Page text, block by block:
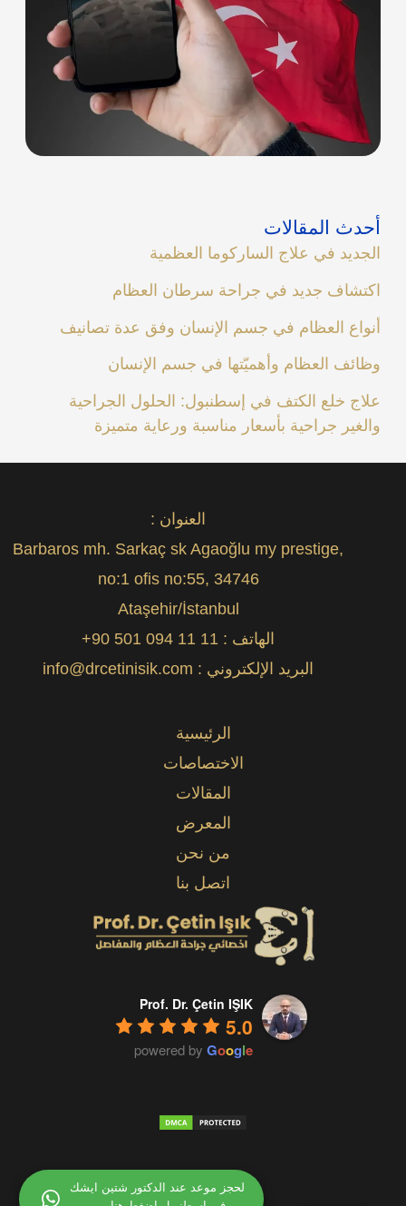
أحدث المقالات
الجديد في علاج الساركوما العظمية
اكتشاف جديد في جراحة سرطان العظام
أنواع العظام في جسم الإنسان وفق عدة تصانيف
وظائف العظام وأهميّتها في جسم الإنسان
علاج خلع الكتف في إسطنبول: الحلول الجراحية
والغير جراحية بأسعار مناسبة ورعاية متميزة
العنوان :
Barbaros mh. Sarkaç sk Agaoğlu my prestige,
no:1 ofis no:55, 34746
Ataşehir/İstanbul
الهاتف : +90 501 094 11 11
البريد الإلكتروني : info@drcetinisik.com
الرئيسية
الاختصاصات
المقالات
المعرض
من نحن
اتصل بنا
Prof. Dr. Çetin IŞIK
5.0
powered by Google
لحجز موعد عند الدكتور شتين ايشك